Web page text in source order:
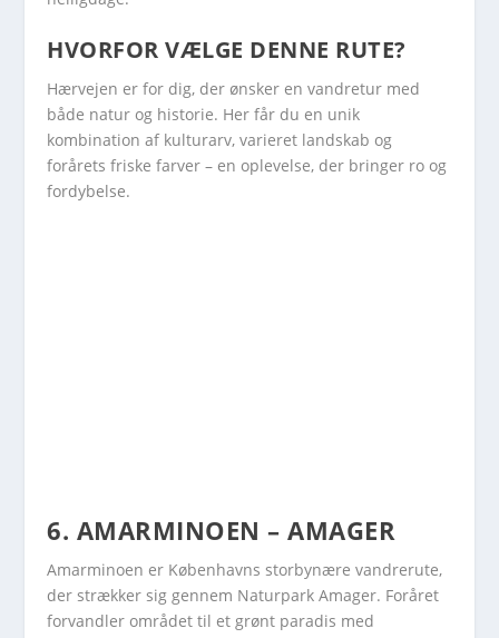
HVORFOR VÆLGE DENNE RUTE?
Hærvejen er for dig, der ønsker en vandretur med
både natur og historie. Her får du en unik
kombination af kulturarv, varieret landskab og
forårets friske farver – en oplevelse, der bringer ro og
fordybelse.
6. AMARMINOEN – AMAGER
Amarminoen er Københavns storbynære vandrerute,
der strækker sig gennem Naturpark Amager. Foråret
forvandler området til et grønt paradis med